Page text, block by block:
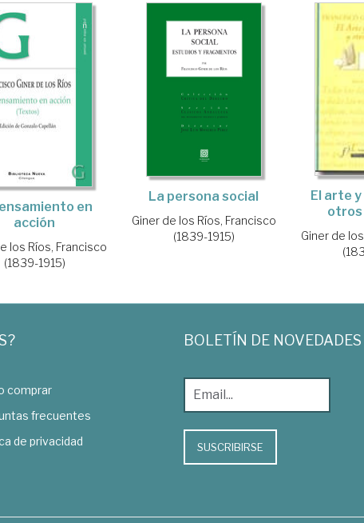
en
acción
los Ríos, Francisco
(1839-1915)
La persona social
Giner de los Ríos, Francisco
(1839-1915)
El arte
otros
Giner de
comprar
frecuentes
de privacidad
BOLETÍN DE NOVEDADES
SUSCRIBIRSE